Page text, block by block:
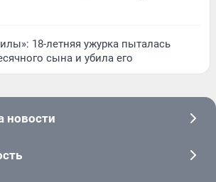
18-летняя ужурка пыталась
сына и убила его
новости